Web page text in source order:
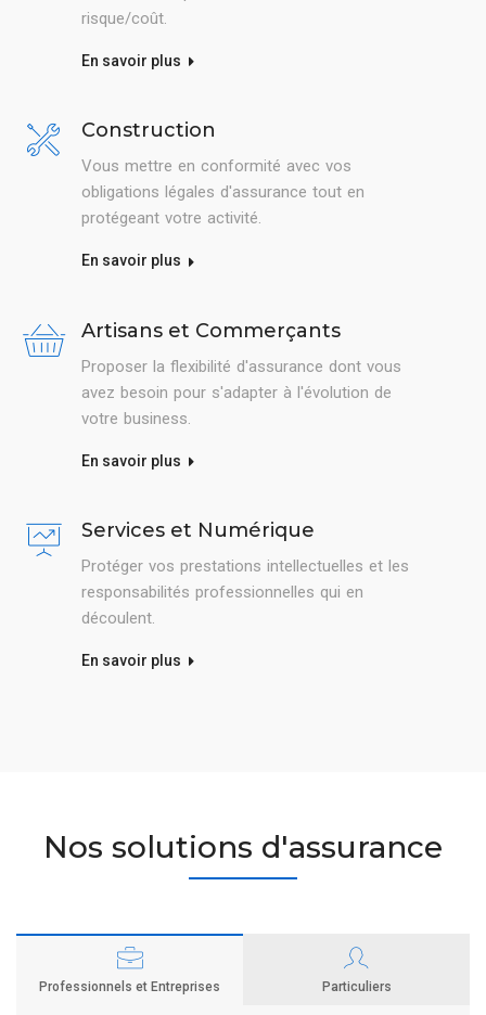
risque/coût.
En savoir plus
Construction
Vous mettre en conformité avec vos
obligations légales d'assurance tout en
protégeant votre activité.
En savoir plus
Artisans et Commerçants
Proposer la flexibilité d'assurance dont vous
avez besoin pour s'adapter à l'évolution de
votre business.
En savoir plus
Services et Numérique
Protéger vos prestations intellectuelles et les
responsabilités professionnelles qui en
découlent.
En savoir plus
Nos solutions d'assurance
Professionnels et Entreprises Particuliers